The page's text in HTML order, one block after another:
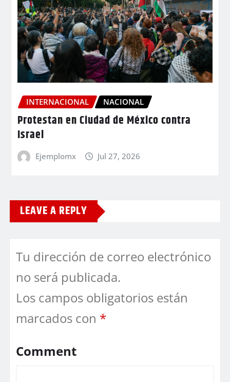
INTERNACIONAL NACIONAL
Protestan en Ciudad de México contra
Israel
Ejemplomx Jul 27, 2026
LEAVE A REPLY
Tu dirección de correo electrónico
no será publicada.
Los campos obligatorios están
marcados con *
Comment